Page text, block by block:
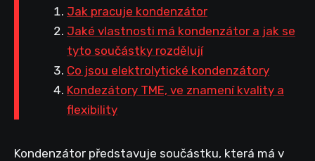
Jak pracuje kondenzátor
Jaké vlastnosti má kondenzátor a jak se
tyto součástky rozdělují
Co jsou elektrolytické kondenzátory
Kondezátory TME, ve znamení kvality a
flexibility
Kondenzátor představuje součástku, která má v